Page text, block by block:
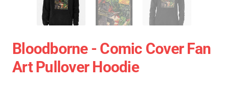
Bloodborne - Comic Cover Fan
Art Pullover Hoodie